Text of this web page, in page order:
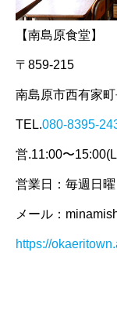
【南島原食堂】
〒859-215
南島原市西有家
TEL.080-8395-
営.11:00〜
営業日：毎週日曜
メール：
https://